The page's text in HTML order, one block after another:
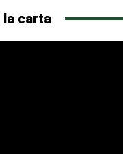
la carta